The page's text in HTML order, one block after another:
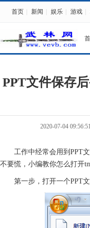
首页 新闻 娱乐 游戏
PPT文件保存
2020-07-04 09:56:51
工作中经常会用到PPT文
不要慌，小编教你怎么打开
第一步，打开一个PPT文